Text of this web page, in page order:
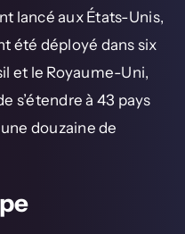
lancé aux États-Unis,
été déployé dans six
et le Royaume-Uni,
s’étendre à 43 pays
douzaine de